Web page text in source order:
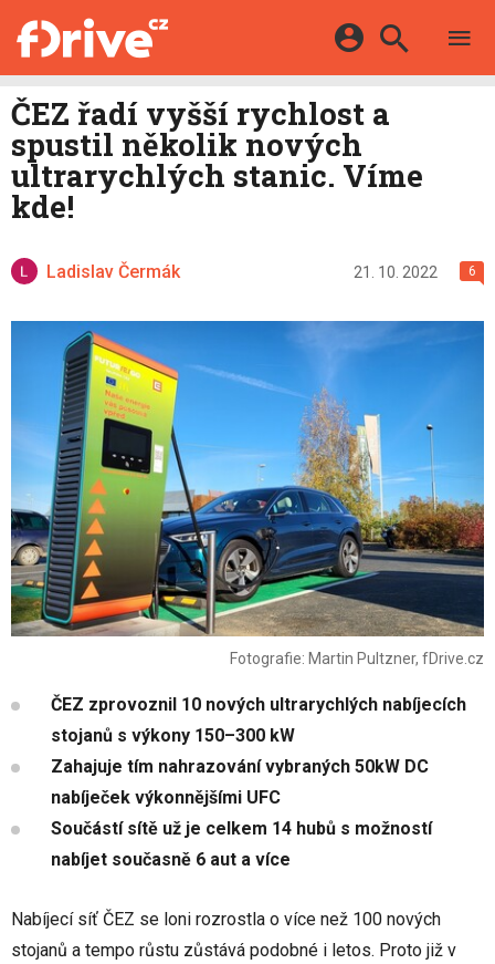
KATALOG
MAPA STANIC
VIDEA
HYBRIDY
E-MOTORSPORT
OSTATNÍ
SERIÁLY
Facebook Google
ČEZ řadí vyšší rychlost a
spustil několik nových
ultrarychlých stanic. Víme
kde!
Ladislav Čermák 21. 10. 2022 6
Fotografie: Martin Pultzner, fDrive.cz
ČEZ zprovoznil 10 nových ultrarychlých nabíjecích
stojanů s výkony 150–300 kW
Zahajuje tím nahrazování vybraných 50kW DC
nabíječek výkonnějšími UFC
Součástí sítě už je celkem 14 hubů s možností
nabíjet současně 6 aut a více
Nabíjecí síť ČEZ se loni rozrostla o více než 100 nových
stojanů a tempo růstu zůstává podobné i letos. Proto již v